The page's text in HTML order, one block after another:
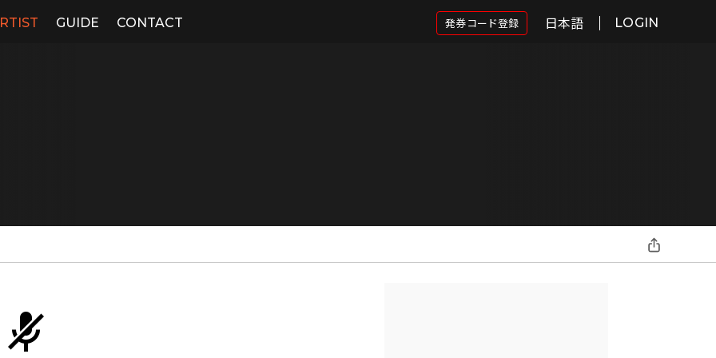
GUIDE CONTACT 発券コード登録 日本語 LOGIN